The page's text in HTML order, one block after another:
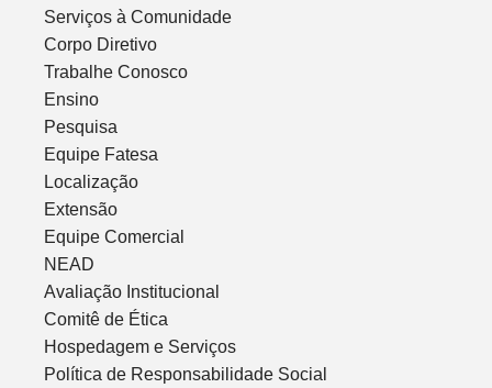
Serviços à Comunidade
Corpo Diretivo
Trabalhe Conosco
Ensino
Pesquisa
Equipe Fatesa
Localização
Extensão
Equipe Comercial
NEAD
Avaliação Institucional
Comitê de Ética
Hospedagem e Serviços
Política de Responsabilidade Social